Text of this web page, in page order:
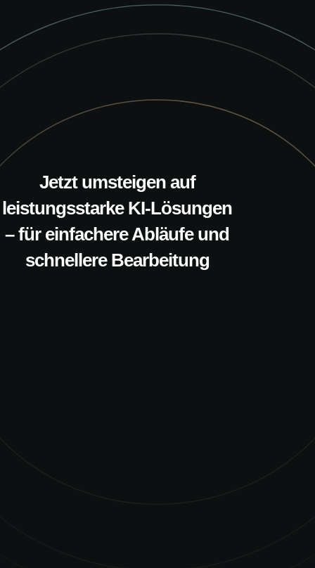
Jetzt umsteigen auf
leistungsstarke KI-Lösungen
– für einfachere Abläufe und
schnellere Bearbeitung